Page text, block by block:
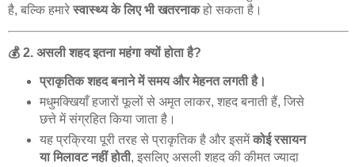
है, बल्कि हमारे स्वास्थ्य के लिए भी खतरनाक हो सकता है।
💰 2. असली शहद इतना महंगा क्यों होता है?
प्राकृतिक शहद बनाने में समय और मेहनत लगती है।
मधुमक्खियाँ हजारों फूलों से अमृत लाकर, शहद बनाती हैं, जिसे
छत्ते में संग्रहित किया जाता है।
यह प्रक्रिया पूरी तरह से प्राकृतिक है और इसमें कोई रसायन
या मिलावट नहीं होती, इसलिए असली शहद की कीमत ज्यादा